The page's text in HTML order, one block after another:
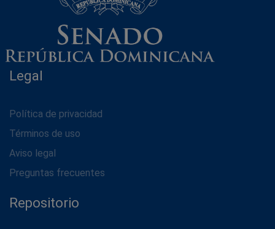
Legal
Política de privacidad
Términos de uso
Aviso legal
Preguntas frecuentes
Repositorio